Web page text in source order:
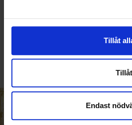
Tillåt
Endast
KUNDTJÄNST
HELT ENKELT